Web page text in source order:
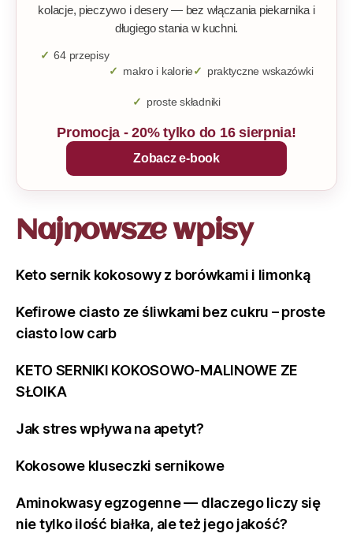
kolacje, pieczywo i desery — bez włączania piekarnika i
długiego stania w kuchni.
64 przepisy
makro i kalorie
praktyczne wskazówki
proste składniki
Promocja - 20% tylko do 16 sierpnia!
Zobacz e-book
Najnowsze wpisy
Keto sernik kokosowy z borówkami i limonką
Kefirowe ciasto ze śliwkami bez cukru – proste
ciasto low carb
KETO SERNIKI KOKOSOWO-MALINOWE ZE
SŁOIKA
Jak stres wpływa na apetyt?
Kokosowe kluseczki sernikowe
Aminokwasy egzogenne — dlaczego liczy się
nie tylko ilość białka, ale też jego jakość?